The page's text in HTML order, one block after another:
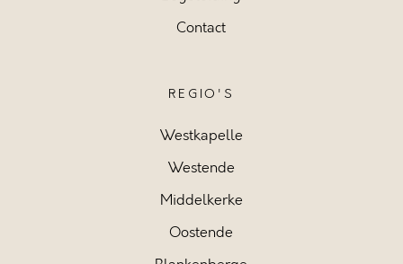
Contact
REGIO'S
Westkapelle
Westende
Middelkerke
Oostende